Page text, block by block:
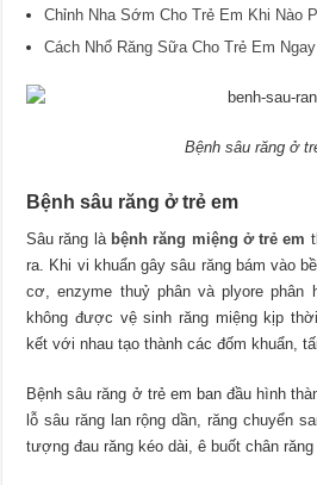
Chỉnh Nha Sớm Cho Trẻ Em Khi Nào
Cách Nhổ Răng Sữa Cho Trẻ Em
Bệnh sâu răng ở
Bệnh sâu răng ở trẻ em
Sâu răng là bệnh răng miệng ở trẻ em
ra. Khi vi khuẩn gây sâu răng bám vào
cơ, enzyme thuỷ phân và plyore phân
không được vệ sinh răng miệng kịp
kết với nhau tạo thành các đốm khuẩn,
Bệnh sâu răng ở trẻ em ban đầu hình
lỗ sâu răng lan rộng dần, răng chuyển
tượng đau răng kéo dài, ê buốt chân răng